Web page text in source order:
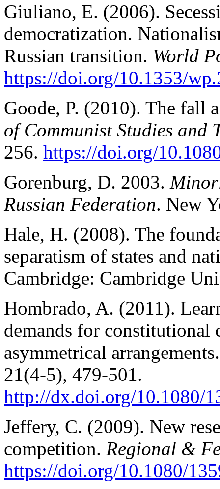
Giuliano, E. (2006).
democratization.
Russian transition. World
https://doi.org/10.1353/
Goode, P. (2010). The fall
of Communist Studies and
256. https://doi.org/
Gorenburg, D. 2003.
Russian Federation. New
Hale, H. (2008). The
separatism of states and
Cambridge: Cambridge
Hombrado, A. (2011).
demands for constitutional
asymmetrical
21(4-5), 479-501.
http://dx.doi.org/10.1080/
Jeffery, C. (2009). New
competition. Regional &
https://doi.org/10.1080/